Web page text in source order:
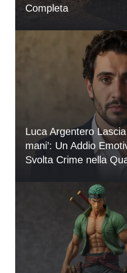
Completa
Luca Argentero
mani’: Un Addio
Svolta Crime nella